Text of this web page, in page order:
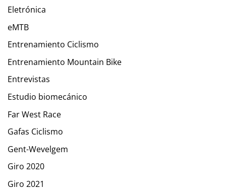
Eletrónica
eMTB
Entrenamiento Ciclismo
Entrenamiento Mountain Bike
Entrevistas
Estudio biomecánico
Far West Race
Gafas Ciclismo
Gent-Wevelgem
Giro 2020
Giro 2021